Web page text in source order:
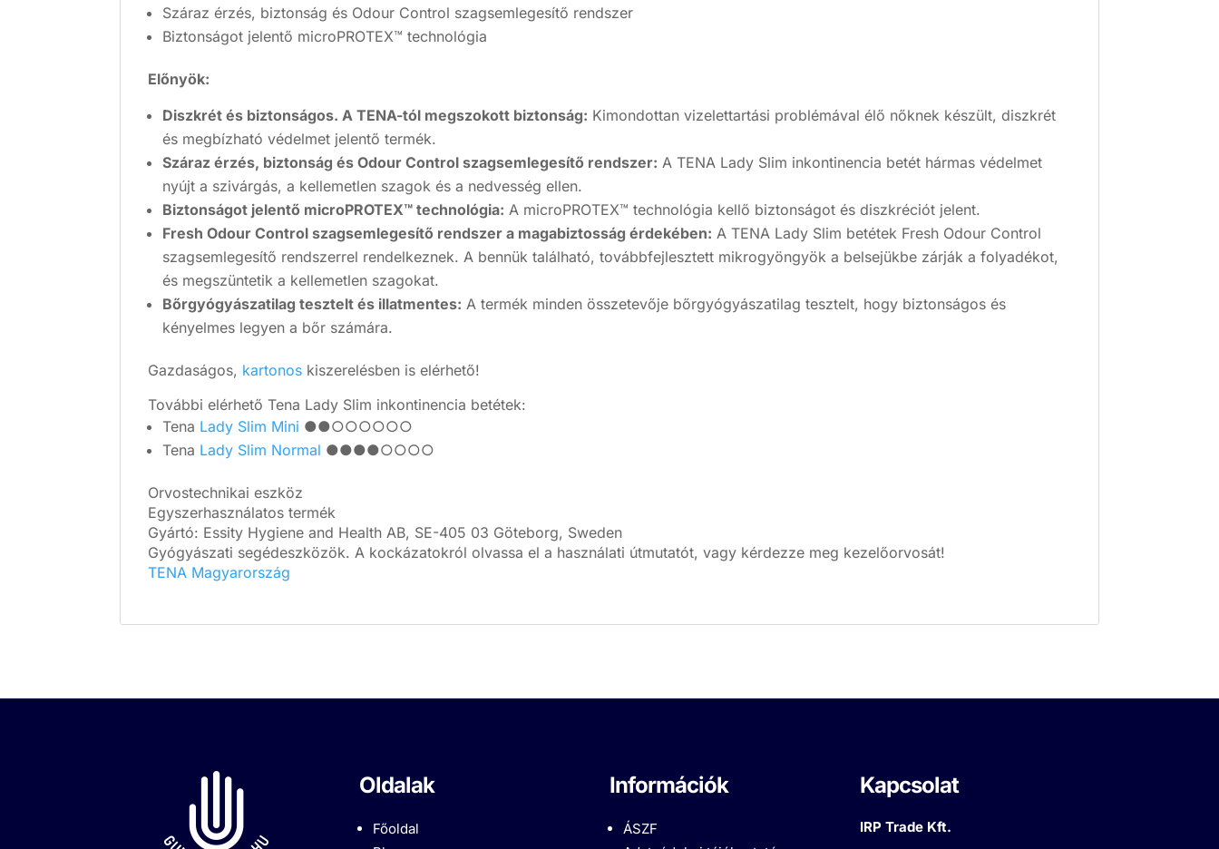
Száraz érzés, biztonság és Odour Control szagsemlegesítő rendszer
Biztonságot jelentő microPROTEX™ technológia
Előnyök:
Diszkrét és biztonságos. A TENA-tól megszokott biztonság: Kimondottan vizelettartási problémával élő nőknek készült, diszkrét
és megbízható védelmet jelentő termék.
Száraz érzés, biztonság és Odour Control szagsemlegesítő rendszer: A TENA Lady Slim inkontinencia betét hármas védelmet
nyújt a szivárgás, a kellemetlen szagok és a nedvesség ellen.
Biztonságot jelentő microPROTEX™ technológia: A microPROTEX™ technológia kellő biztonságot és diszkréciót jelent.
Fresh Odour Control szagsemlegesítő rendszer a magabiztosság érdekében: A TENA Lady Slim betétek Fresh Odour Control
szagsemlegesítő rendszerrel rendelkeznek. A bennük található, továbbfejlesztett mikrogyöngyök a belsejükbe zárják a folyadékot,
és megszüntetik a kellemetlen szagokat.
Bőrgyógyászatilag tesztelt és illatmentes: A termék minden összetevője bőrgyógyászatilag tesztelt, hogy biztonságos és
kényelmes legyen a bőr számára.
Gazdaságos, kartonos kiszerelésben is elérhető!
További elérhető Tena Lady Slim inkontinencia betétek:
Tena Lady Slim Mini ●●○○○○○○
Tena Lady Slim Normal ●●●●○○○○
Orvostechnikai eszköz
Egyszerhasználatos termék
Gyártó: Essity Hygiene and Health AB, SE-405 03 Göteborg, Sweden
Gyógyászati segédeszközök. A kockázatokról olvassa el a használati útmutatót, vagy kérdezze meg kezelőorvosát!
TENA Magyarország
Oldalak
Főoldal
Információk
ÁSZF
Kapcsolat
IRP Trade Kft.